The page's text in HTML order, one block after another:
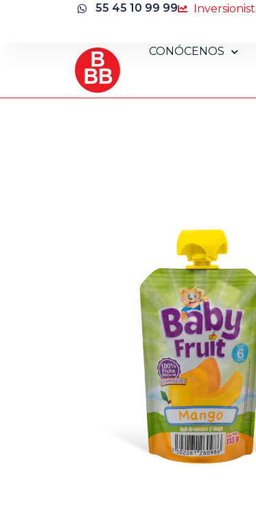
55 45 10 99 99
CONÓCENOS